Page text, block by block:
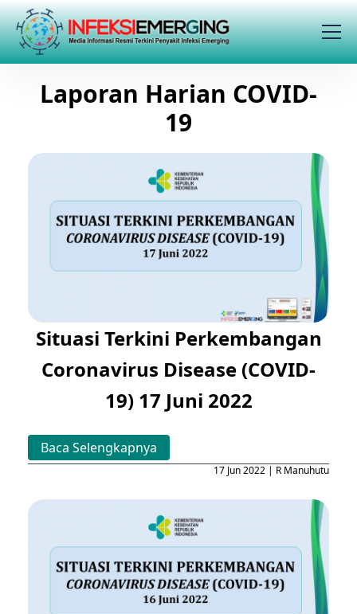
Laporan Harian COVID-
19
Situasi Terkini Perkembangan
Coronavirus Disease (COVID-
19) 17 Juni 2022
Baca Selengkapnya
17 Jun 2022 | R Manuhutu